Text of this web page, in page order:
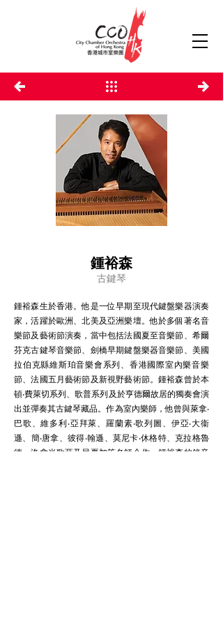
鍾裕森
古鍵琴
鍾裕森生於香港。他是一位早期至現代鍵盤樂器演奏
家，活躍於歐洲、北美及亞洲樂壇。他於多個著名音
樂節及藝術節演奏，當中包括法國夏至音樂節、希爾
芬克古鍵琴音樂節、劍橋早期鍵盤樂器音樂節、美國
拉伯克縣維斯珀音樂會系列、香港國際室內樂音樂
節、法國五月藝術節及新視野藝術節。鍾裕森曾於本
頓‧費萊切系列、歌普系列及於亨德爾故居的獨奏會演
出並彈奏其古鍵琴藏品。作為室內樂師，他曾與萊拿‧
巴歌、維多利‧亞拜萊、羅蘭素‧歌列圖、伊亞‧大衞
遜、簡‧唐拿、彼得‧翰遜、莫尼卡‧休格特、克拉格魯
德、洛拿米歌亞及貝夏加等名師合作。鍾裕森的錄音